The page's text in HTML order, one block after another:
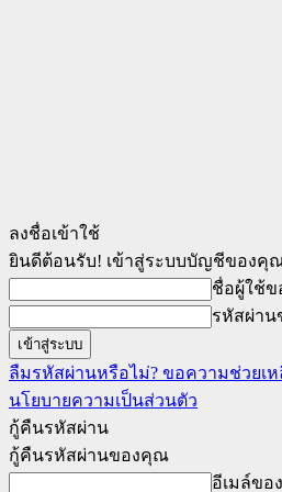
ลงชื่อเข้าใช้
ยินดีต้อนรับ! เข้าสู่ระบบบัญชีของคุ
ชื่อผู้ใช้
รหัสผ่า
ลืมรหัสผ่านหรือไม่? ขอความช่วยเห
นโยบายความเป็นส่วนตัว
กู้คืนรหัสผ่าน
กู้คืนรหัสผ่านของคุณ
อีเมล์ข